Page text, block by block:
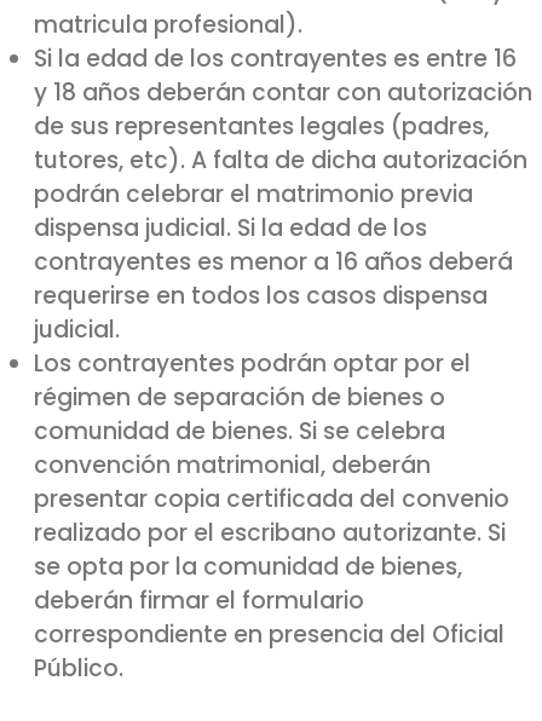
matricula profesional).
Si la edad de los contrayentes es entre 16
y 18 años deberán contar con autorización
de sus representantes legales (padres,
tutores, etc). A falta de dicha autorización
podrán celebrar el matrimonio previa
dispensa judicial. Si la edad de los
contrayentes es menor a 16 años deberá
requerirse en todos los casos dispensa
judicial.
Los contrayentes podrán optar por el
régimen de separación de bienes o
comunidad de bienes. Si se celebra
convención matrimonial, deberán
presentar copia certificada del convenio
realizado por el escribano autorizante. Si
se opta por la comunidad de bienes,
deberán firmar el formulario
correspondiente en presencia del Oficial
Público.